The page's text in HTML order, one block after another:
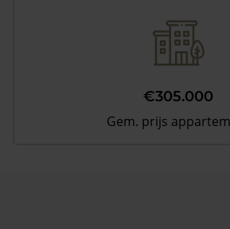
€305.000
Gem. prijs